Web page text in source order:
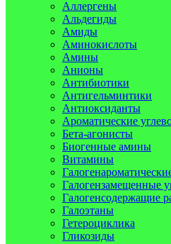
Аллергены
Альдегиды
Амиды
Аминокислоты
Амины
Анионы
Антибиотики
Антигельминтики
Антиоксиданты
Ароматические
Бета-агонисты
Биогенные амины
Витамины
Галогензамещенные
Галогенсодержащие
Галоэтаны
Гетероциклика
Гликозиды